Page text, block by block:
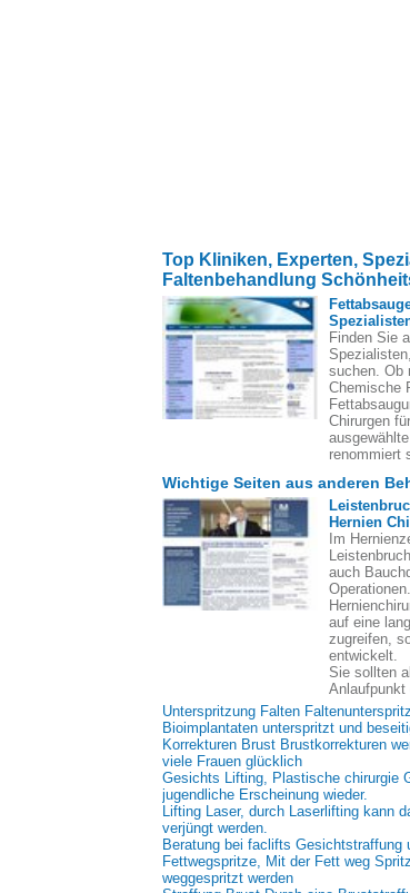
Top Kliniken, Experten,
Faltenbehandlung
Finden Sie
suchen. Ob
Chemische
Chirurgen
renommiert
Wichtige Seiten aus anderen
Hernien
Im
auch
auf eine
zugreifen,
entwickelt.
Sie sollten
Anlaufpunkt
Unterspritzung Falten
Bioimplantaten unterspritzt und
Korrekturen Brust Brustkorrekturen
viele Frauen glücklich
Gesichts Lifting, Plastische chirurgie
jugendliche Erscheinung wieder.
Lifting Laser, durch Laserlifting kann
verjüngt werden.
Beratung bei faclifts Gesichtstraffung
Fettwegspritze, Mit der Fett weg
weggespritzt werden